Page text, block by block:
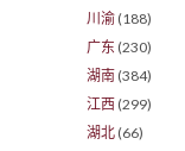
川渝 (188)
广东 (230)
湖南 (384)
江西 (299)
湖北 (66)